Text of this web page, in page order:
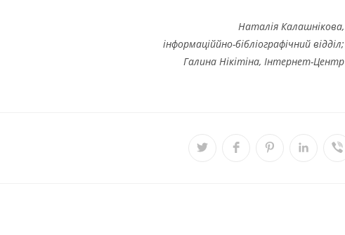
Наталія Калашнікова,
інформаціййно-бібліографічний відділ;
Галина Нікітіна, Інтернет-Центр